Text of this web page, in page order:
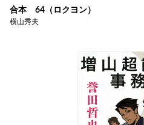
合本 64（ロクヨン）
横山秀夫